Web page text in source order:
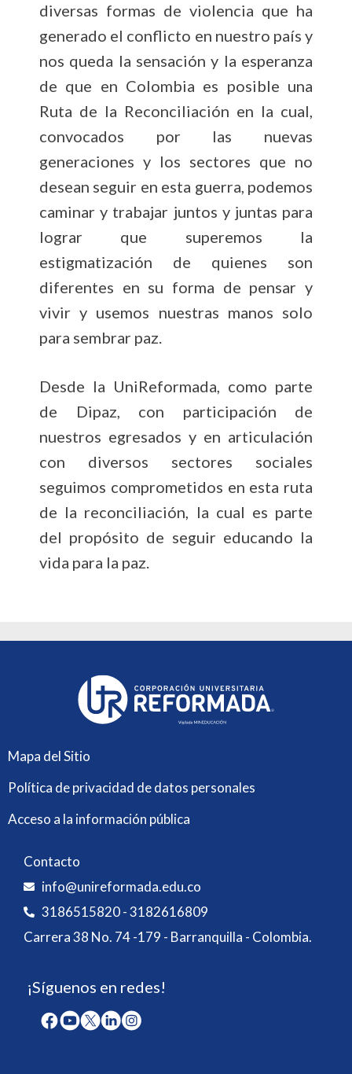
diversas formas de violencia que ha
generado el conflicto en nuestro país y
nos queda la sensación y la esperanza
de que en Colombia es posible una
Ruta de la Reconciliación en la cual,
convocados por las nuevas
generaciones y los sectores que no
desean seguir en esta guerra, podemos
caminar y trabajar juntos y juntas para
lograr que superemos la
estigmatización de quienes son
diferentes en su forma de pensar y
vivir y usemos nuestras manos solo
para sembrar paz.
Desde la UniReformada, como parte
de Dipaz, con participación de
nuestros egresados y en articulación
con diversos sectores sociales
seguimos comprometidos en esta ruta
de la reconciliación, la cual es parte
del propósito de seguir educando la
vida para la paz.
Mapa del Sitio
Política de privacidad de datos personales
Acceso a la información pública
Contacto
info@unireformada.edu.co
3186515820 - 3182616809
Carrera 38 No. 74 -179 - Barranquilla - Colombia.
¡Síguenos en redes!